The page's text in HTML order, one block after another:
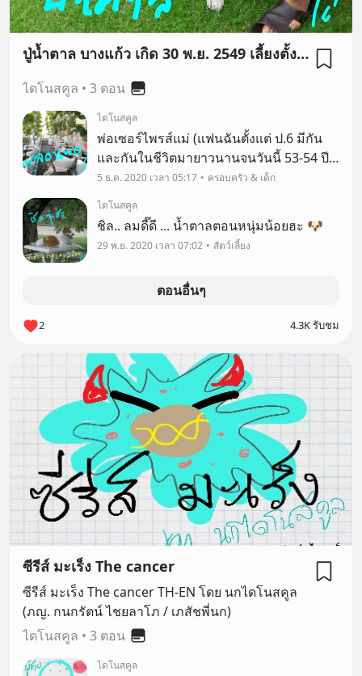
ปู่น้ำตาล บางแก้ว เกิด 30 พ.ย. 2549 เลี้ยงตั้งแต่อายุ 1เดือน จากไปเมื่ออายุ 12 ปีกว่า 🐕 เขาเป็นสมาชิก ที่เปรียบหมือนหลานของคุณพ่อคุณแม่ เหมือนน้องชายคนเล็ก ที่ระยะหลังทำตัวเป็นดั่งญาติผู้ใหญ่ 🐶💕
ไดโนสคูล • 3 ตอน
ไดโนสคูล
พ่อเซอร์ไพรส์แม่ (แฟนฉันตั้งแต่ ป.6 มีกัน
และกันในชีวิตมายาวนานจนวันนี้ 53-54 ปี
เลยวัยเกษียณมาหลายปีแล้วค่ะ) และพ่อยัง
เซอร์ไพรส์ลูกๆ ...ด้วยเมลอนญี่ปุ่น คิมูจี ที่ 3
เดือนออกที ต้องเพาะเมล็ดใหม่ ดูแล
5 ธ.ค. 2020 เวลา 05:17
ครอบครัว & เด็ก
ไดโนสคูล
ชิล.. ลมดี๊ดี ... น้ำตาลตอนหนุ่มน้อยฮะ 🐶
29 พ.ย. 2020 เวลา 07:02 สัตว์เลี้ยง
ตอนอื่นๆ
2 4.3K รับชม
ซีรีส์ มะเร็ง The cancer
ซีรีส์ มะเร็ง The cancer TH-EN โดย นกไดโนสคูล
(ภญ. กนกรัตน์ ไชยลาโภ / เภสัชพี่นก)
ไดโนสคูล • 3 ตอน
ไดโนสคูล